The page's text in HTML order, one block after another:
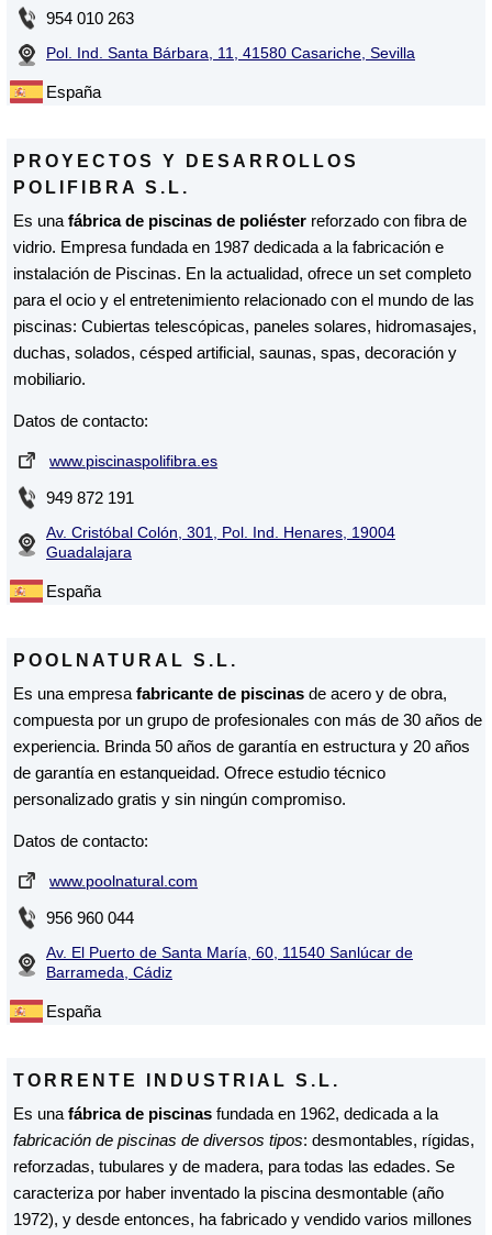
954 010 263
Pol. Ind. Santa Bárbara, 11, 41580 Casariche, Sevilla
España
PROYECTOS Y DESARROLLOS
POLIFIBRA S.L.
Es una fábrica de piscinas de poliéster reforzado con fibra de
vidrio. Empresa fundada en 1987 dedicada a la fabricación e
instalación de Piscinas. En la actualidad, ofrece un set completo
para el ocio y el entretenimiento relacionado con el mundo de las
piscinas: Cubiertas telescópicas, paneles solares, hidromasajes,
duchas, solados, césped artificial, saunas, spas, decoración y
mobiliario.
Datos de contacto:
www.piscinaspolifibra.es
949 872 191
Av. Cristóbal Colón, 301, Pol. Ind. Henares, 19004
Guadalajara
España
POOLNATURAL S.L.
Es una empresa fabricante de piscinas de acero y de obra,
compuesta por un grupo de profesionales con más de 30 años de
experiencia. Brinda 50 años de garantía en estructura y 20 años
de garantía en estanqueidad. Ofrece estudio técnico
personalizado gratis y sin ningún compromiso.
Datos de contacto:
www.poolnatural.com
956 960 044
Av. El Puerto de Santa María, 60, 11540 Sanlúcar de
Barrameda, Cádiz
España
TORRENTE INDUSTRIAL S.L.
Es una fábrica de piscinas fundada en 1962, dedicada a la
fabricación de piscinas de diversos tipos: desmontables, rígidas,
reforzadas, tubulares y de madera, para todas las edades. Se
caracteriza por haber inventado la piscina desmontable (año
1972), y desde entonces, ha fabricado y vendido varios millones